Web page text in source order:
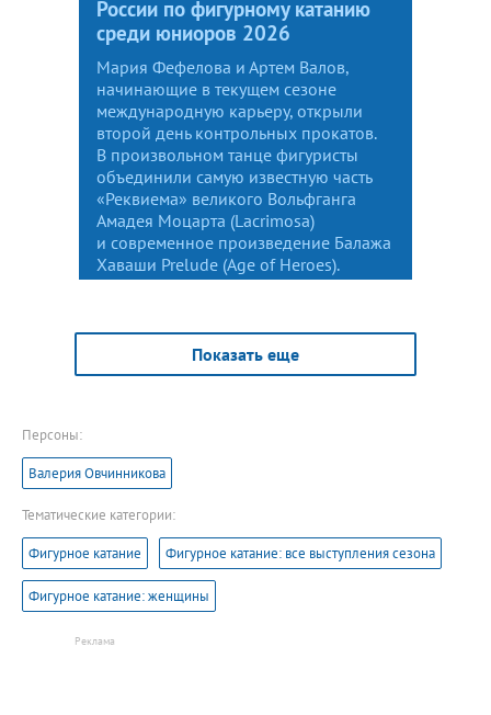
России по фигурному катанию
среди юниоров 2026
Мария Фефелова и Артем Валов,
начинающие в текущем сезоне
международную карьеру, открыли
второй день контрольных прокатов.
В произвольном танце фигуристы
объединили самую известную часть
«Реквиема» великого Вольфганга
Амадея Моцарта (Lacrimosa)
и современное произведение Балажа
Хаваши Prelude (Age of Heroes).
Показать еще
Персоны:
Валерия Овчинникова
Тематические категории:
Фигурное катание Фигурное катание: все выступления сезона
Фигурное катание: женщины